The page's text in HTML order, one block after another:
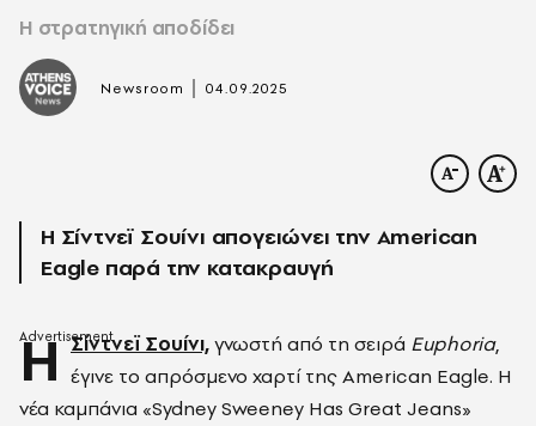
H στρατηγική αποδίδει
Newsroom 04.09.2025
Η Σίντνεϊ Σουίνι απογειώνει την American
Eagle παρά την κατακραυγή
Η Σίντνεϊ Σουίνι,γνωστή από τη σειρά Euphoria,
έγινε το απρόσμενο χαρτί της American Eagle. Η
νέα καμπάνια «Sydney Sweeney Has Great Jeans»